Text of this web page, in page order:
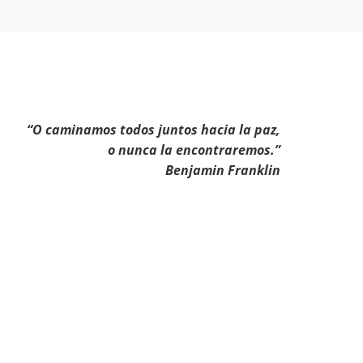
“O caminamos todos juntos hacia la paz,
o nunca la encontraremos.”
Benjamin Franklin